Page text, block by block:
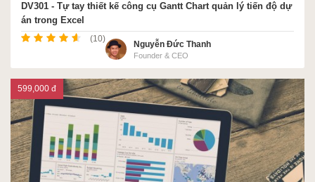
DV301 - Tự tay thiết kế công cụ Gantt Chart quản lý tiến độ dự
án trong Excel
(10)
Nguyễn Đức Thanh
Founder & CEO
599,000 đ